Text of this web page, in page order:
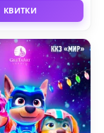
КВИТКИ